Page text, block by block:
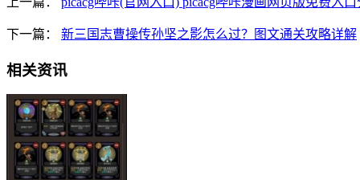
下一篇： 新三国志曹操传孙坚之影怎么过？图文通关攻略详解
相关资讯